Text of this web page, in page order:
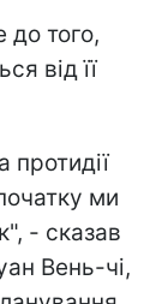
до того,
від її
протидії
ми
- сказав
Вень-чі,